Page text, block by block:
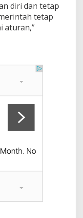
diri dan tetap
tetap
aturan,”